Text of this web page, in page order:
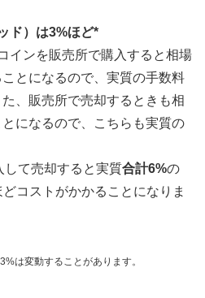
ド）は3%ほど*
インを販売所で購入すると相場
とになるので、実質の手数料
、販売所で売却するときも相
になるので、こちらも実質の
して売却すると実質合計6%の
どコストがかかることになりま
は変動することがあります。